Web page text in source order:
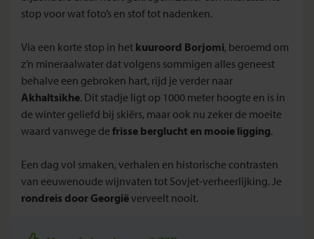
stop voor wat foto’s en stof tot nadenken.
Via een korte stop in het kuuroord Borjomi, beroemd om
z’n mineraalwater dat volgens sommigen alles geneest
behalve een gebroken hart, rijd je verder naar
Akhaltsikhe. Dit stadje ligt op 1000 meter hoogte en is in
de winter geliefd bij skiërs, maar ook nu zeker de moeite
waard vanwege de frisse berglucht en mooie ligging.
Een dag vol smaken, verhalen en historische contrasten
van eeuwenoude wijnvaten tot Sovjet-verheerlijking. Je
rondreis door Georgiëverveelt nooit.